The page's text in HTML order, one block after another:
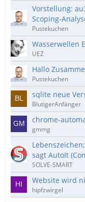
Vorstellung:
Scoping-
Pustekuchen
Wasserwellen
UEZ
Hallo
Pustekuchen
sqlite neue
BlutigerAnfänger
chrome-
gmmg
sagt AutoIt
SOLVE-SMART
Website wird
hipfzwirgel